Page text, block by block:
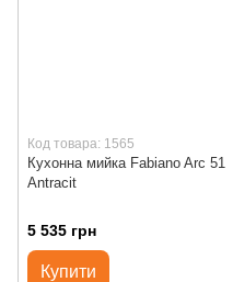
Код товара: 1565
Кухонна мийка Fabiano Arc 51
Antracit
5 535 грн
Купити